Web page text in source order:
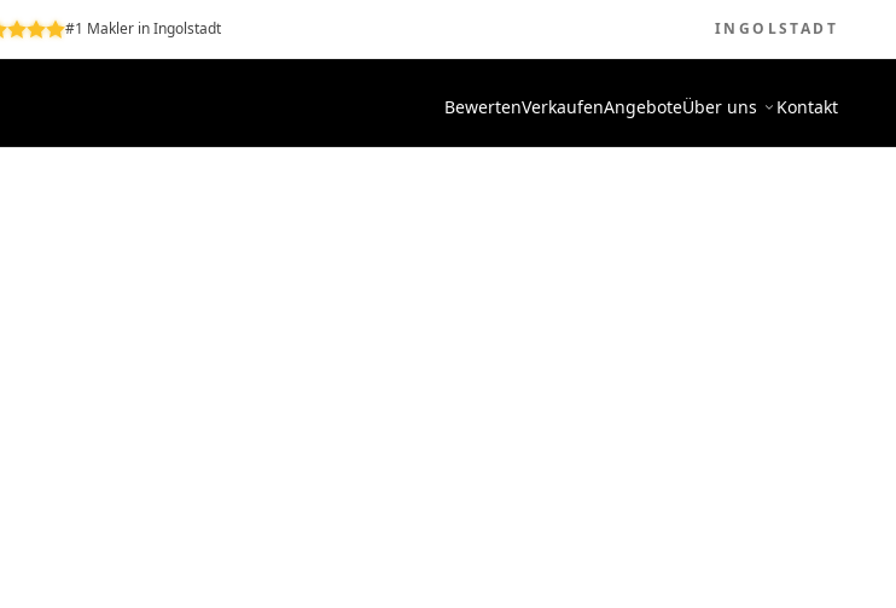
#1 Makler in Ingolstadt INGOLSTADT
BewertenVerkaufenAngeboteÜber uns Kontakt